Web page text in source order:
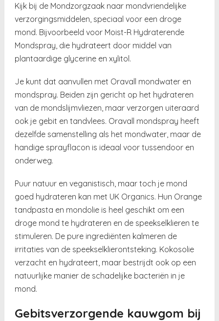
Kijk bij de Mondzorgzaak naar mondvriendelijke
verzorgingsmiddelen, speciaal voor een droge
mond. Bijvoorbeeld voor Moist-R Hydraterende
Mondspray, die hydrateert door middel van
plantaardige glycerine en xylitol.
Je kunt dat aanvullen met Oravall mondwater en
mondspray. Beiden zijn gericht op het hydrateren
van de mondslijmvliezen, maar verzorgen uiteraard
ook je gebit en tandvlees. Oravall mondspray heeft
dezelfde samenstelling als het mondwater, maar de
handige sprayflacon is ideaal voor tussendoor en
onderweg.
Puur natuur en veganistisch, maar toch je mond
goed hydrateren kan met UK Organics. Hun Orange
tandpasta en mondolie is heel geschikt om een
droge mond te hydrateren en de speekselklieren te
stimuleren. De pure ingrediënten kalmeren de
irritaties van de speekselklierontsteking. Kokosolie
verzacht en hydrateert, maar bestrijdt ook op een
natuurlijke manier de schadelijke bacteriën in je
mond.
Gebitsverzorgende kauwgom bij